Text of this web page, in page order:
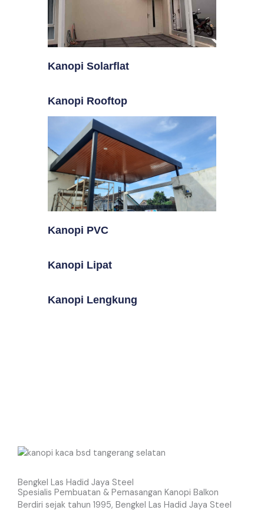
Kanopi Solarflat
Kanopi Rooftop
Kanopi PVC
Kanopi Lipat
Kanopi Lengkung
Bengkel Las Hadid Jaya Steel
Spesialis Pembuatan & Pemasangan Kanopi Balkon
Berdiri sejak tahun 1995, Bengkel Las Hadid Jaya Steel